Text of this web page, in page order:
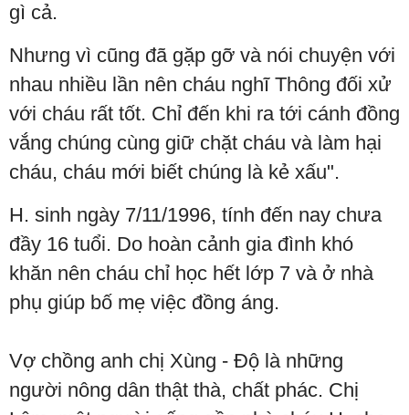
gì cả.
Nhưng vì cũng đã gặp gỡ và nói chuyện với
nhau nhiều lần nên cháu nghĩ Thông đối xử
với cháu rất tốt. Chỉ đến khi ra tới cánh đồng
vắng chúng cùng giữ chặt cháu và làm hại
cháu, cháu mới biết chúng là kẻ xấu".
H. sinh ngày 7/11/1996, tính đến nay chưa
đầy 16 tuổi. Do hoàn cảnh gia đình khó
khăn nên cháu chỉ học hết lớp 7 và ở nhà
phụ giúp bố mẹ việc đồng áng.
Vợ chồng anh chị Xùng - Độ là những
người nông dân thật thà, chất phác. Chị